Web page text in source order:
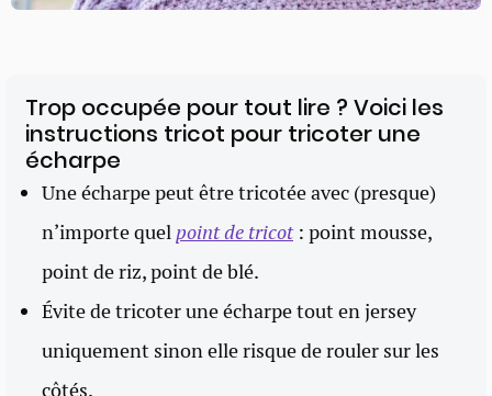
Trop occupée pour tout lire ? Voici les
instructions tricot pour tricoter une
écharpe
Une écharpe peut être tricotée avec (presque)
n’importe quel point de tricot: point mousse,
point de riz, point de blé.
Évite de tricoter une écharpe tout en jersey
uniquement sinon elle risque de rouler sur les
côtés.